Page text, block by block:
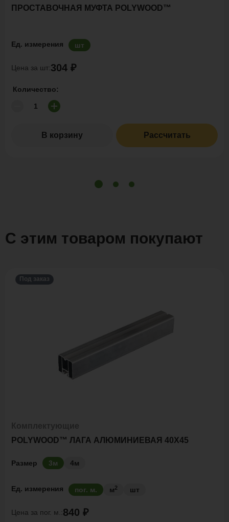
ПРОСТАВОЧНАЯ МУФТА POLYWOOD™
Ед. измерения шт
Цена за шт:304 ₽
Количество:
В корзину Рассчитать
С этим товаром покупают
Под заказ
POLYWOOD™ ЛАГА АЛЮМИНИЕВАЯ 40Х45
Размер 3м 4м
Ед. измерения пог. м. м2 шт
Цена за пог. м.:840 ₽